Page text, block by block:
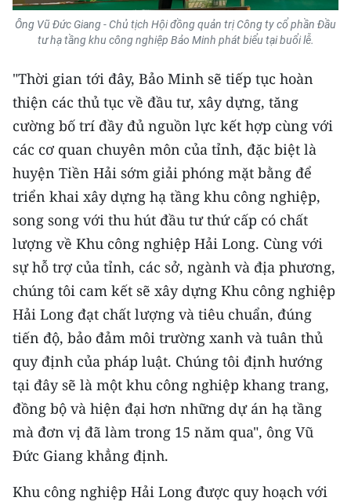
ENGLISH
FRANÇAIS
РУССКИЙ
ESPAÑOL
한국어
Ông Vũ Đức Giang - Chủ tịch Hội đồng quản trị Công ty cổ phần Đầu
tư hạ tầng khu công nghiệp Bảo Minh phát biểu tại buổi lễ.
"Thời gian tới đây, Bảo Minh sẽ tiếp tục hoàn
thiện các thủ tục về đầu tư, xây dựng, tăng
cường bố trí đầy đủ nguồn lực kết hợp cùng với
các cơ quan chuyên môn của tỉnh, đặc biệt là
huyện Tiền Hải sớm giải phóng mặt bằng để
triển khai xây dựng hạ tầng khu công nghiệp,
song song với thu hút đầu tư thứ cấp có chất
lượng về Khu công nghiệp Hải Long. Cùng với
sự hỗ trợ của tỉnh, các sở, ngành và địa phương,
chúng tôi cam kết sẽ xây dựng Khu công nghiệp
Hải Long đạt chất lượng và tiêu chuẩn, đúng
tiến độ, bảo đảm môi trường xanh và tuân thủ
quy định của pháp luật. Chúng tôi định hướng
tại đây sẽ là một khu công nghiệp khang trang,
đồng bộ và hiện đại hơn những dự án hạ tầng
mà đơn vị đã làm trong 15 năm qua", ông Vũ
Đức Giang khẳng định.
Khu công nghiệp Hải Long được quy hoạch với